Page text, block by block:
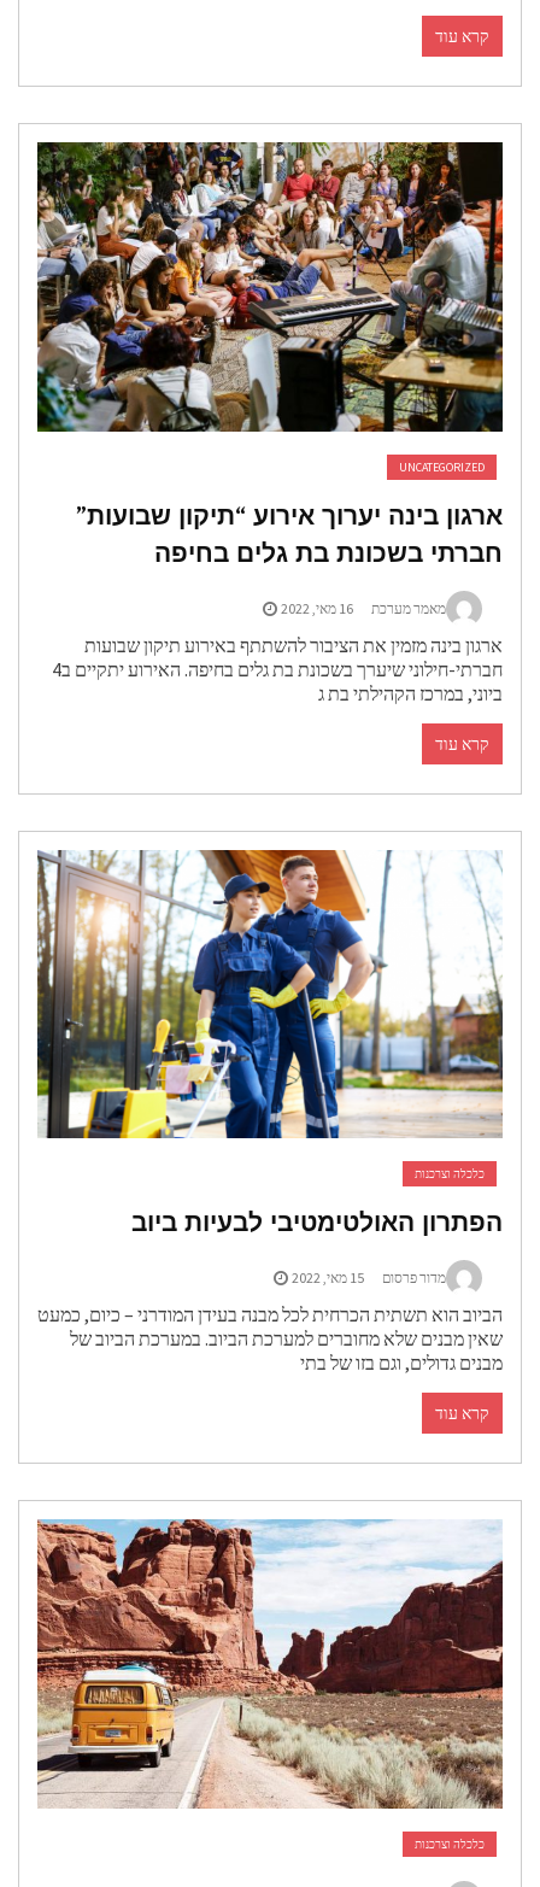
קרא עוד
UNCATEGORIZED
ארגון בינה יערוך אירוע “תיקון שבועות”
חברתי בשכונת בת גלים בחיפה
מאמר מערכת 16 מאי, 2022
ארגון בינה מזמין את הציבור להשתתף באירוע תיקון שבועות
חברתי-חילוני שיערך בשכונת בת גלים בחיפה. האירוע יתקיים ב4
ביוני, במרכז הקהילתי בת ג
קרא עוד
כלכלה וצרכנות
הפתרון האולטימטיבי לבעיות ביוב
מדור פרסום 15 מאי, 2022
הביוב הוא תשתית הכרחית לכל מבנה בעידן המודרני – כיום, כמעט
שאין מבנים שלא מחוברים למערכת הביוב. במערכת הביוב של
מבנים גדולים, וגם בזו של בתי
קרא עוד
כלכלה וצרכנות